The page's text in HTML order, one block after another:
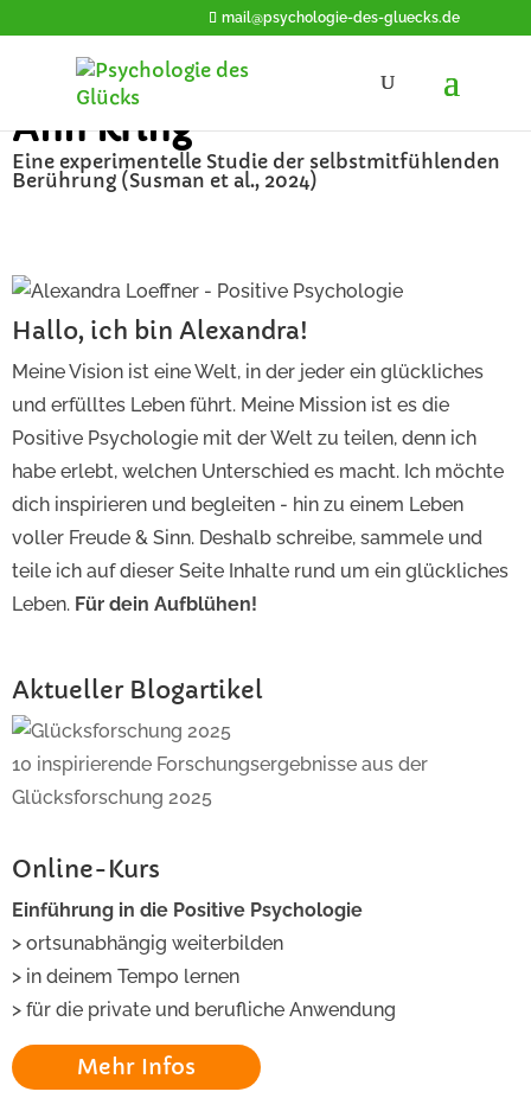
mail@psychologie-des-gluecks.de
Ann Kring
Eine experimentelle Studie der selbstmitfühlenden
Berührung (Susman et al., 2024)
Hallo, ich bin Alexandra!
Meine Vision ist eine Welt, in der jeder ein glückliches
und erfülltes Leben führt. Meine Mission ist es die
Positive Psychologie mit der Welt zu teilen, denn ich
habe erlebt, welchen Unterschied es macht. Ich möchte
dich inspirieren und begleiten - hin zu einem Leben
voller Freude & Sinn. Deshalb schreibe, sammele und
teile ich auf dieser Seite Inhalte rund um ein glückliches
Leben. Für dein Aufblühen!
Aktueller Blogartikel
10 inspirierende Forschungsergebnisse aus der
Glücksforschung 2025
Online-Kurs
Einführung in die Positive Psychologie
> ortsunabhängig weiterbilden
> in deinem Tempo lernen
> für die private und berufliche Anwendung
Mehr Infos